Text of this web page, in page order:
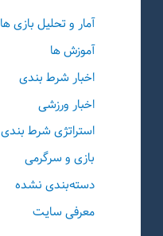
آمار و تحلیل بازی ها
آموزش ها
اخبار شرط بندی
اخبار ورزشی
استراتژی شرط بندی
بازی و سرگرمی
دسته‌بندی نشده
معرفی سایت